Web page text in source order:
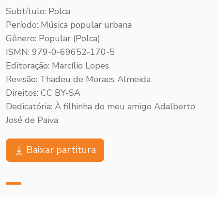
Subtítulo: Polca
Período: Música popular urbana
Gênero: Popular (Polca)
ISMN: 979-0-69652-170-5
Editoração: Marcílio Lopes
Revisão: Thadeu de Moraes Almeida
Direitos: CC BY-SA
Dedicatória: À filhinha do meu amigo Adalberto
José de Paiva
Baixar partitura